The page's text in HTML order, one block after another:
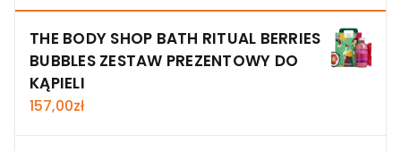
THE BODY SHOP BATH RITUAL BERRIES
BUBBLES ZESTAW PREZENTOWY DO
KĄPIELI
157,00zł